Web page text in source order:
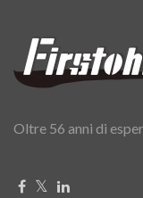
Oltre 56 anni di